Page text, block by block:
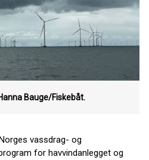
Bauge/Fiskebåt.
vassdrag- og
for havvindanlegget og